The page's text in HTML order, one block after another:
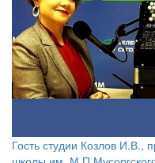
Гость студии Козлов И.В.,